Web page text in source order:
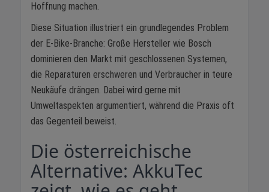
Hoffnung machen.
Diese Situation illustriert ein grundlegendes Problem
der E-Bike-Branche: Große Hersteller wie Bosch
dominieren den Markt mit geschlossenen Systemen,
die Reparaturen erschweren und Verbraucher in teure
Neukäufe drängen. Dabei wird gerne mit
Umweltaspekten argumentiert, während die Praxis oft
das Gegenteil beweist.
Die österreichische
Alternative: AkkuTec